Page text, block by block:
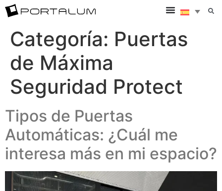
Categoría: Puertas
de Máxima
Seguridad Protect
Tipos de Puertas
Automáticas: ¿Cuál me
interesa más en mi espacio?